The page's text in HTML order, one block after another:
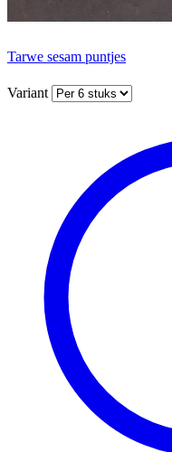
Tarwe sesam puntjes
Variant